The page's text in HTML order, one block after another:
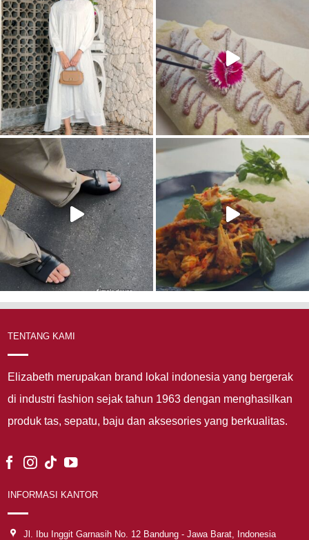
TENTANG KAMI
Elizabeth merupakan brand lokal indonesia yang bergerak
di industri fashion sejak tahun 1963 dengan menghasilkan
produk tas, sepatu, baju dan aksesories yang berkualitas.
INFORMASI KANTOR
Jl. Ibu Inggit Garnasih No. 12 Bandung - Jawa Barat, Indonesia